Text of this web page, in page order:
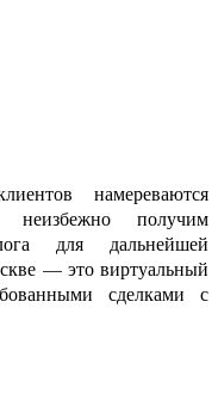
намереваются
получим
для дальнейшей
— это виртуальный
сделками с